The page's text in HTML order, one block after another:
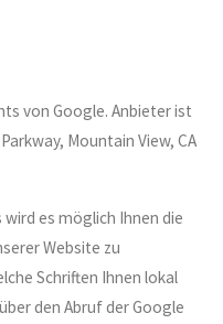
von Google. Anbieter ist
Mountain View, CA
es möglich Ihnen die
Website zu
Schriften Ihnen lokal
den Abruf der Google